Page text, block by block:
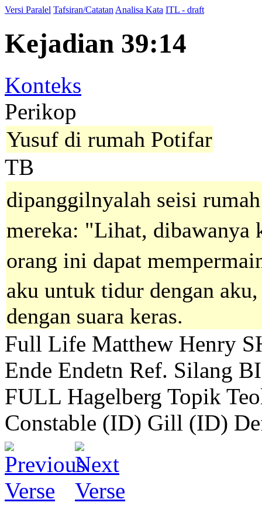
Versi Paralel Tafsiran/Catatan Analisa Kata ITL - draft
Kejadian 39:14
Konteks
Perikop
Yusuf di rumah Potifar
TB
dipanggilnyalah seisi rumah
mereka: "Lihat, dibawanya
orang ini dapat
aku untuk tidur dengan
dengan suara keras.
Full Life Matthew Henry
Ende Endetn Ref. Silang
FULL Hagelberg Topik
Constable (ID) Gill (ID)